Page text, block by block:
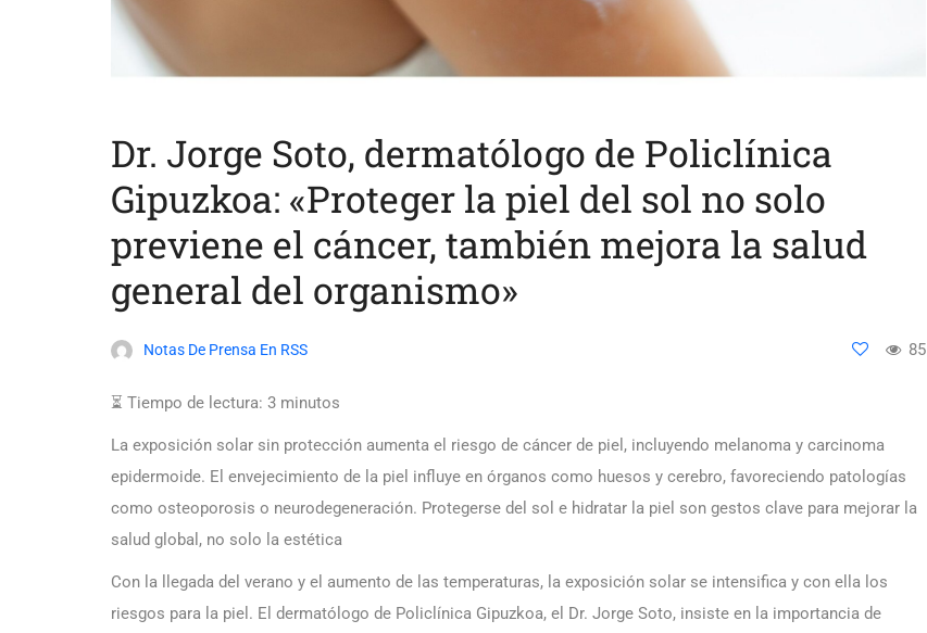
Dr. Jorge Soto, dermatólogo de Policlínica
Gipuzkoa: «Proteger la piel del sol no solo
previene el cáncer, también mejora la salud
general del organismo»
Notas De Prensa En RSS 85
⏳ Tiempo de lectura: 3 minutos
La exposición solar sin protección aumenta el riesgo de cáncer de piel, incluyendo melanoma y carcinoma
epidermoide. El envejecimiento de la piel influye en órganos como huesos y cerebro, favoreciendo patologías
como osteoporosis o neurodegeneración. Protegerse del sol e hidratar la piel son gestos clave para mejorar la
salud global, no solo la estética
Con la llegada del verano y el aumento de las temperaturas, la exposición solar se intensifica y con ella los
riesgos para la piel. El dermatólogo de Policlínica Gipuzkoa, el Dr. Jorge Soto, insiste en la importancia de